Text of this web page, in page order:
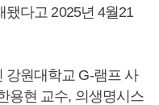
됐다고 2025년 4월21
강원대학교 G-램프 사
용현 교수, 의생명시스